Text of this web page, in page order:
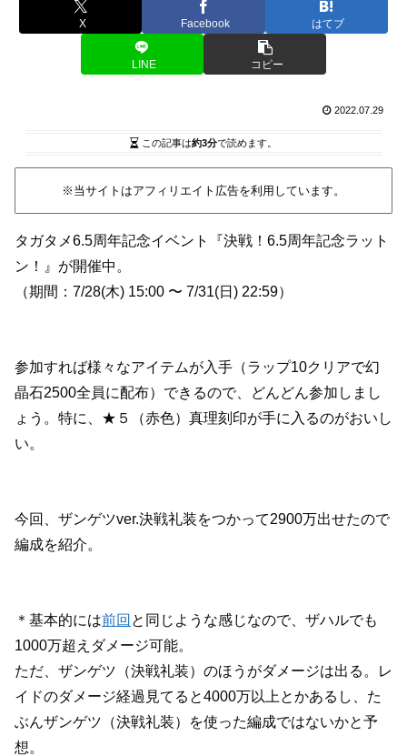
X Facebook はてブ
LINE コピー
2022.07.29
この記事は約3分で読めます。
※当サイトはアフィリエイト広告を利用しています。
タガタメ6.5周年記念イベント『決戦！6.5周年記念ラット
ン！』が開催中。
（期間：7/28(木) 15:00 〜 7/31(日) 22:59）
参加すれば様々なアイテムが入手（ラップ10クリアで幻
晶石2500全員に配布）できるので、どんどん参加しまし
ょう。特に、★５（赤色）真理刻印が手に入るのがおいし
い。
今回、ザンゲツver.決戦礼装をつかって2900万出せたので
編成を紹介。
＊基本的には前回 と同じような感じなので、ザハルでも
1000万超えダメージ可能。
ただ、ザンゲツ（決戦礼装）のほうがダメージは出る。レ
イドのダメージ経過見てると4000万以上とかあるし、た
ぶんザンゲツ（決戦礼装）を使った編成ではないかと予
想。